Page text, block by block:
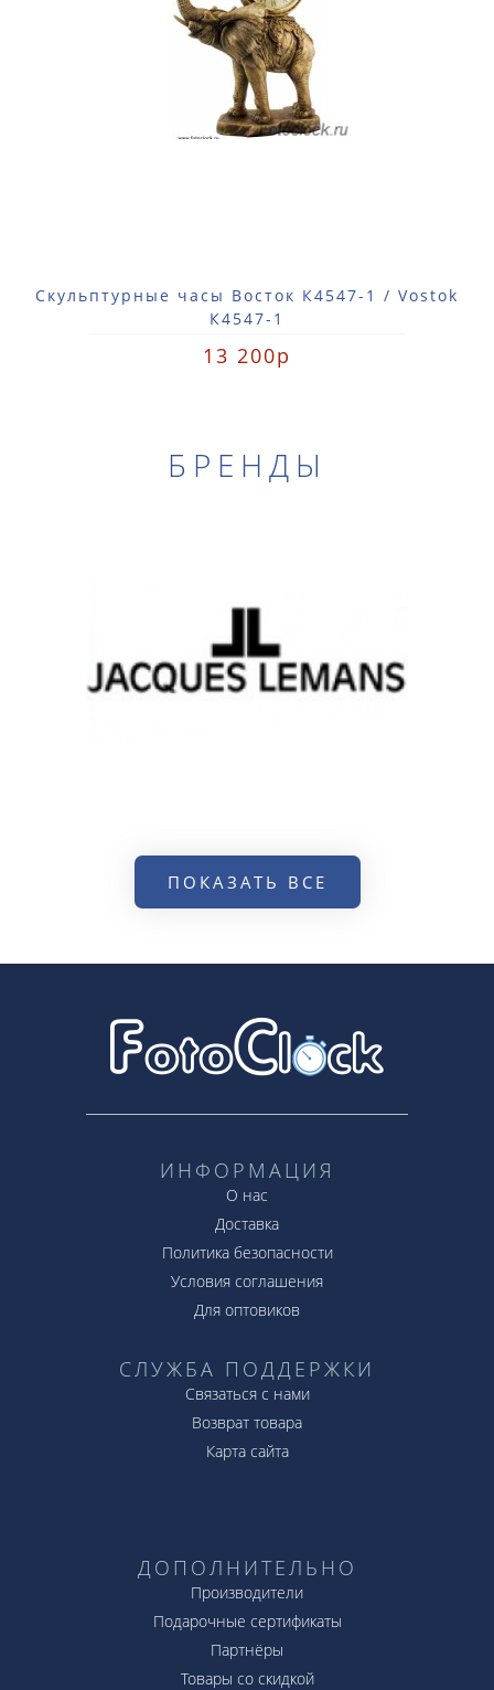
Скульптурные часы Восток К4547-1 / Vostok
К4547-1
13 200р
БРЕНДЫ
ПОКАЗАТЬ ВСЕ
ИНФОРМАЦИЯ
О нас
Доставка
Политика безопасности
Условия соглашения
Для оптовиков
СЛУЖБА ПОДДЕРЖКИ
Связаться с нами
Возврат товара
Карта сайта
ДОПОЛНИТЕЛЬНО
Производители
Подарочные сертификаты
Партнёры
Товары со скидкой